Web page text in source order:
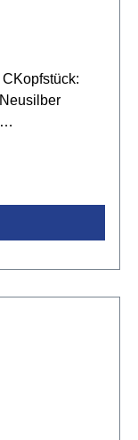
GE-
& Yamaha